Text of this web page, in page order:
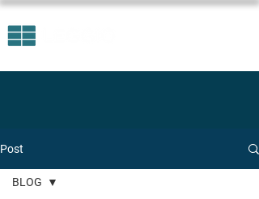
Post
BLOG